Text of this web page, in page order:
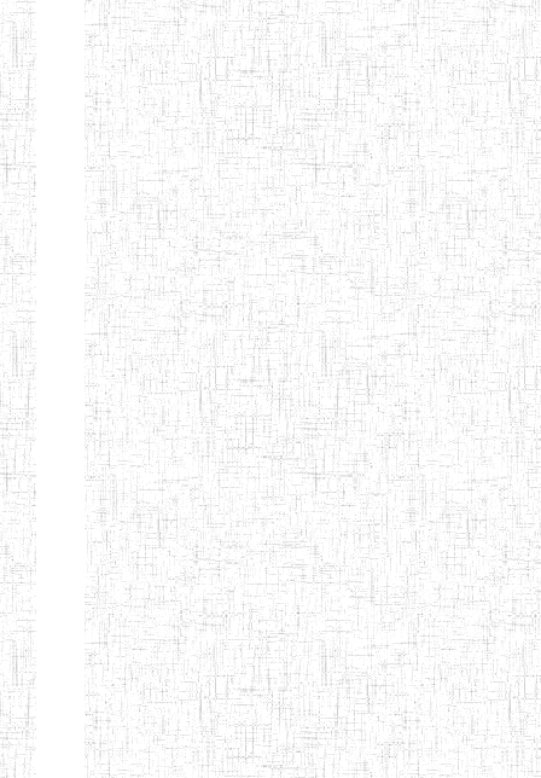
Afficher Page 4 sur 13 Total: 307
Début Préc. 1 2 3 4 5
6
Suivant
Fin
CITOYEN
ENIEG BILINGUE
CLAIRE
FONTAINE
03/10/2012 ENIEG
Etablissements
d'enseignement
secondaire
technique
et
professionnel